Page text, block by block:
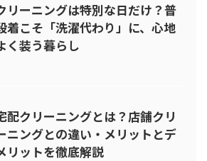
リーニングは特別な日だけ？普
着こそ「洗濯代わり」に、心地
く装う暮らし
配クリーニングとは？店舗クリ
ニングとの違い・メリットとデ
リットを徹底解説